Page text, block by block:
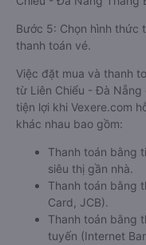
Bước 5: Chọn hình thức
thanh toán vé.
Việc đặt mua và thanh
từ Liên Chiểu - Đà Nẵng
tiện lợi khi Vexere.com
khác nhau bao gồm:
Thanh toán bằng
siêu thị gần nhà.
Thanh toán bằng
Card, JCB).
Thanh toán bằng
tuyến (Internet